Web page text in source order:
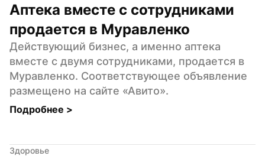
Аптека вместе с сотрудниками
продается в Муравленко
Действующий бизнес, а именно аптека
вместе с двумя сотрудниками, продается в
Муравленко. Соответствующее объявление
размещено на сайте «Авито».
Подробнее >
Здоровье